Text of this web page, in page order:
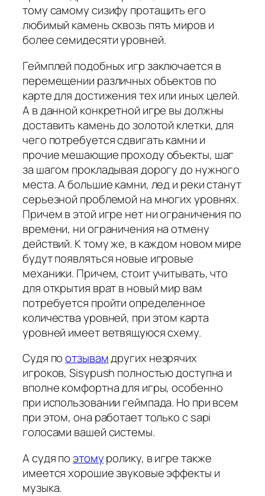
тому самому сизифу протащить его
любимый камень сквозь пять миров и
более семидесяти уровней.
Геймплей подобных игр заключается в
перемещении различных объектов по
карте для достижения тех или иных целей.
А в данной конкретной игре вы должны
доставить камень до золотой клетки, для
чего потребуется сдвигать камни и
прочие мешающие проходу объекты, шаг
за шагом прокладывая дорогу до нужного
места. А большие камни, лед и реки станут
серьезной проблемой на многих уровнях.
Причем в этой игре нет ни ограничения по
времени, ни ограничения на отмену
действий. К тому же, в каждом новом мире
будут появляться новые игровые
механики. Причем, стоит учитывать, что
для открытия врат в новый мир вам
потребуется пройти определенное
количества уровней, при этом карта
уровней имеет ветвящуюся схему.
Судя поотзывамдругих незрячих
игроков, Sisypush полностью доступна и
вполне комфортна для игры, особенно
при использовании геймпада. Но при всем
при этом, она работает только с sapi
голосами вашей системы.
А судя поэтомуролику, в игре также
имеется хорошие звуковые эффекты и
музыка.